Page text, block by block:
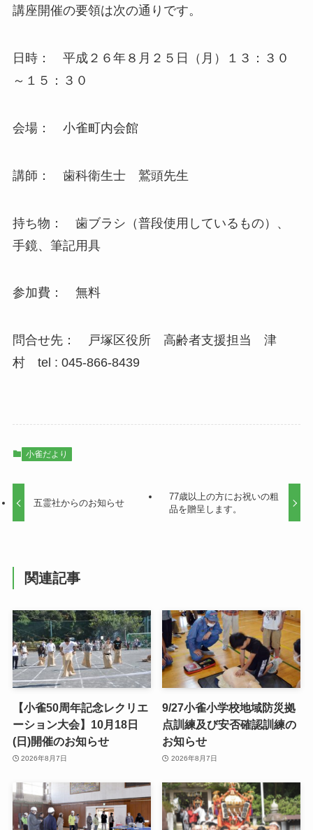
講座開催の要領は次の通りです。
日時： 平成２６年８月２５日（月）１３：３０
～１５：３０
会場： 小雀町内会館
講師： 歯科衛生士 鷲頭先生
持ち物： 歯ブラシ（普段使用しているもの）、
手鏡、筆記用具
参加費： 無料
問合せ先： 戸塚区役所 高齢者支援担当 津
村 tel : 045-866-8439
小雀だより
五霊社からのお知らせ
77歳以上の方にお祝いの粗
品を贈呈します。
関連記事
【小雀50周年記念レクリエ
ーション大会】10月18日
(日)開催のお知らせ
2026年8月7日
9/27小雀小学校地域防災拠
点訓練及び安否確認訓練の
お知らせ
2026年8月7日